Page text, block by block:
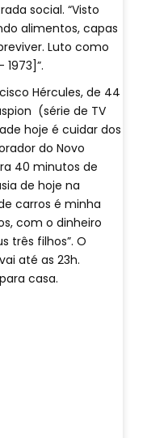
social. “Visto
alimentos, capas
Luto como
Hércules, de 44
(série de TV
hoje é cuidar dos
do Novo
40 minutos de
de hoje na
carros é minha
com o dinheiro
três filhos”. O
até as 23h.
casa.